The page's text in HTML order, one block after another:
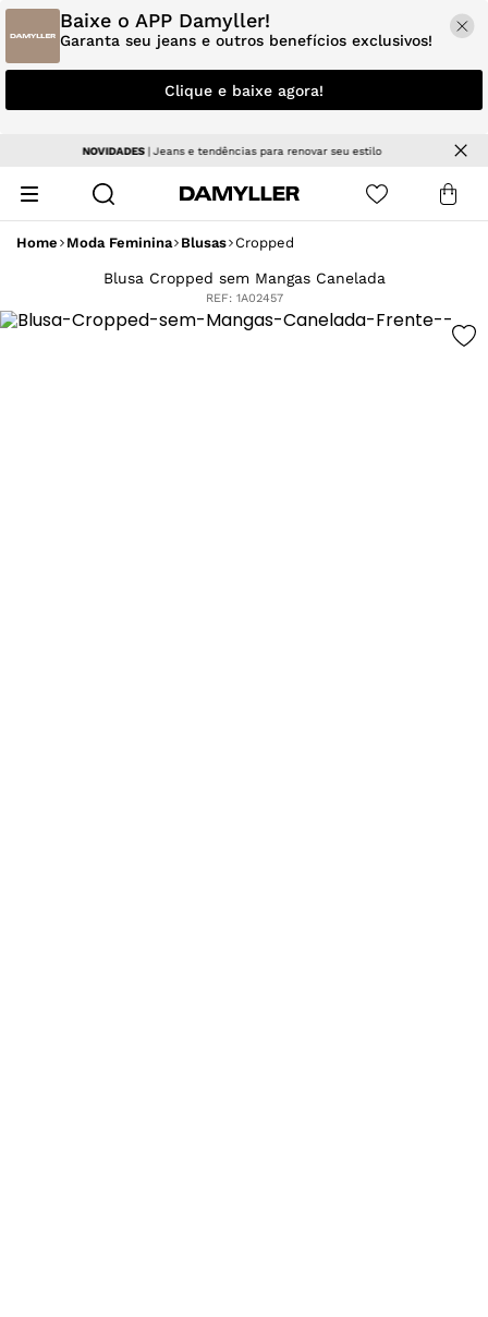
Baixe o APP Damyller!
Garanta seu jeans e outros benefícios exclusivos!
Clique e baixe agora!
Parcele em até 5x sem juros
Home Moda Feminina Blusas Cropped
Blusa Cropped sem Mangas Canelada
REF: 1A02457